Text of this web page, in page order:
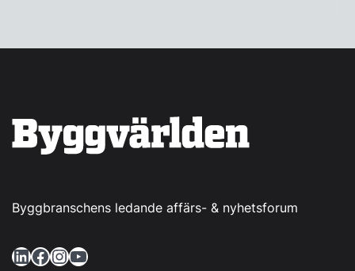
Byggbranschens ledande affärs- & nyhetsforum
LinkedIn Facebook InstagramYouTube